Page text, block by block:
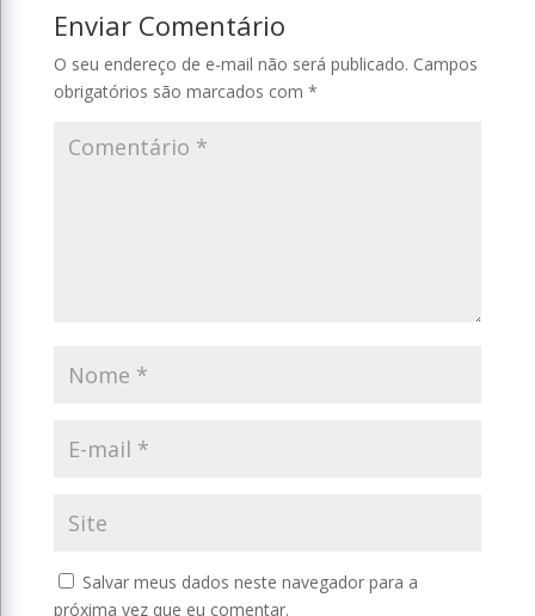
Enviar Comentário
O seu endereço de e-mail não será publicado. Campos
obrigatórios são marcados com *
Salvar meus dados neste navegador para a
próxima vez que eu comentar.